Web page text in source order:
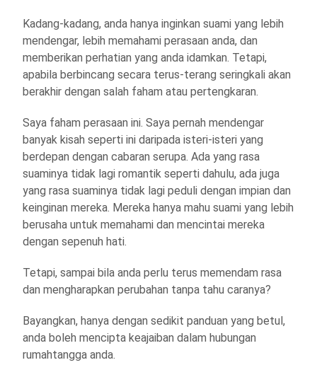
Kadang-kadang, anda hanya inginkan suami yang lebih
mendengar, lebih memahami perasaan anda, dan
memberikan perhatian yang anda idamkan. Tetapi,
apabila berbincang secara terus-terang seringkali akan
berakhir dengan salah faham atau pertengkaran.
Saya faham perasaan ini. Saya pernah mendengar
banyak kisah seperti ini daripada isteri-isteri yang
berdepan dengan cabaran serupa. Ada yang rasa
suaminya tidak lagi romantik seperti dahulu, ada juga
yang rasa suaminya tidak lagi peduli dengan impian dan
keinginan mereka. Mereka hanya mahu suami yang lebih
berusaha untuk memahami dan mencintai mereka
dengan sepenuh hati.
Tetapi, sampai bila anda perlu terus memendam rasa
dan mengharapkan perubahan tanpa tahu caranya?
Bayangkan, hanya dengan sedikit panduan yang betul,
anda boleh mencipta keajaiban dalam hubungan
rumahtangga anda.